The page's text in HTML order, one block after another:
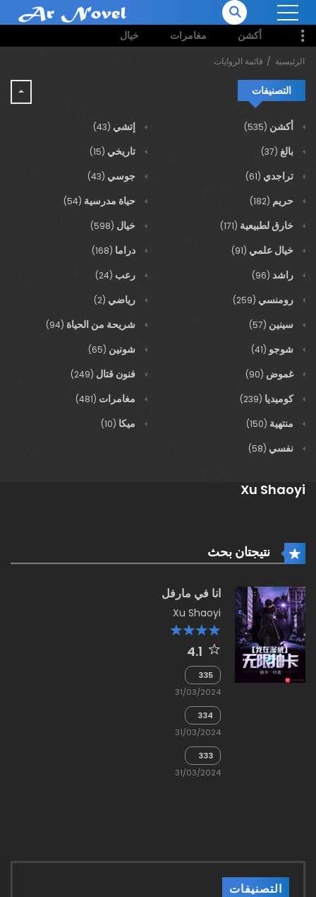
أكشن مغامرات خيال
الرئيسية قائمة الروايات
التصنيفات
أكشن (535) إتشي (43)
بالغ (37) تاريخي (15)
تراجدي (61) جوسي (43)
حريم (182) حياة مدرسية (54)
خارق لطبيعية (171) خيال (598)
خيال علمي (91) دراما (168)
راشد (96) رعب (24)
رومنسي (259) رياضي (2)
سينين (57) شريحة من الحياة (94)
شوجو (41) شونين (65)
غموض (90) فنون قتال (249)
كوميديا (239) مغامرات (481)
منتهية (150) ميكا (10)
نفسي (58)
Xu Shaoyi
نتيجتان بحث
انا في مارفل
Xu Shaoyi
4.1
335
-
التضحيه
الف
تعادل
متتالي
31/03/2024
334
- انا
عمك
31/03/2024
333
-
الموجات
31/03/2024
التصنيفات